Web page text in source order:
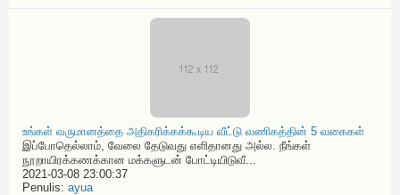
உங்கள் வருமானத்தை அதிகரிக்கக்கூடிய வீட்டு வணிகத்தின் 5 வகைகள்
இப்போதெல்லாம், வேலை தேடுவது எளிதானது அல்ல. நீங்கள்
நூறாயிரக்கணக்கான மக்களுடன் போட்டியிடுவீ...
2021-03-08 23:00:37
Penulis: ayua